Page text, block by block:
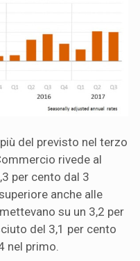
del previsto nel terzo
rivede al
per cento dal 3
anche alle
su un 3,2 per
del 3,1 per cento
nel primo.